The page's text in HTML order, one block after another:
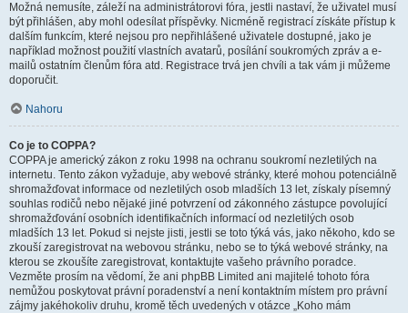
Možná nemusíte, záleží na administrátorovi fóra, jestli nastaví, že uživatel musí
být přihlášen, aby mohl odesílat příspěvky. Nicméně registrací získáte přístup k
dalším funkcím, které nejsou pro nepřihlášené uživatele dostupné, jako je
například možnost použití vlastních avatarů, posílání soukromých zpráv a e-
mailů ostatním členům fóra atd. Registrace trvá jen chvíli a tak vám ji můžeme
doporučit.
Nahoru
Co je to COPPA?
COPPA je americký zákon z roku 1998 na ochranu soukromí nezletilých na
internetu. Tento zákon vyžaduje, aby webové stránky, které mohou potenciálně
shromažďovat informace od nezletilých osob mladších 13 let, získaly písemný
souhlas rodičů nebo nějaké jiné potvrzení od zákonného zástupce povolující
shromažďování osobních identifikačních informací od nezletilých osob
mladších 13 let. Pokud si nejste jisti, jestli se toto týká vás, jako někoho, kdo se
zkouší zaregistrovat na webovou stránku, nebo se to týká webové stránky, na
kterou se zkoušíte zaregistrovat, kontaktujte vašeho právního poradce.
Vezměte prosím na vědomí, že ani phpBB Limited ani majitelé tohoto fóra
nemůžou poskytovat právní poradenství a není kontaktním místem pro právní
zájmy jakéhokoliv druhu, kromě těch uvedených v otázce „Koho mám